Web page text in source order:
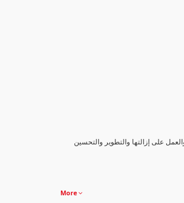
على إزالتها والتطوير والتحسين
More